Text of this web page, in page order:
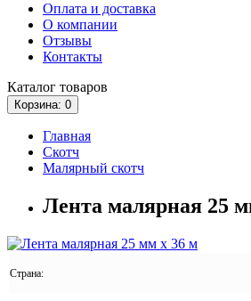
Оплата и доставка
О компании
Отзывы
Контакты
Каталог товаров
Корзина: 0
Главная
Скотч
Малярный скотч
Лента малярная 25
Страна: